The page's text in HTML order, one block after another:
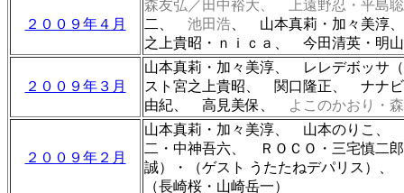
２００９年４月
森友弘／田中裕大、 上遠野忍・平島聡
二、 池田浩 、 山本真莉・加々美淳
之上貴昭・ｎｉｃａ、 今田清英・明
２００９年３月
山本真莉・加々美淳、
レレデボッサ
スト宮之上貴昭、 関口隆正、 ナナ
由紀、 高見美保、
よこのかおり・
２００９年２月
山本真莉・加々美淳、 山本のりこ
二・中神吾六、 ＲＯＣＯ・三宅慎二
誠）・（ゲスト うたたねデパリス）
（長崎桜・山崎岳一）